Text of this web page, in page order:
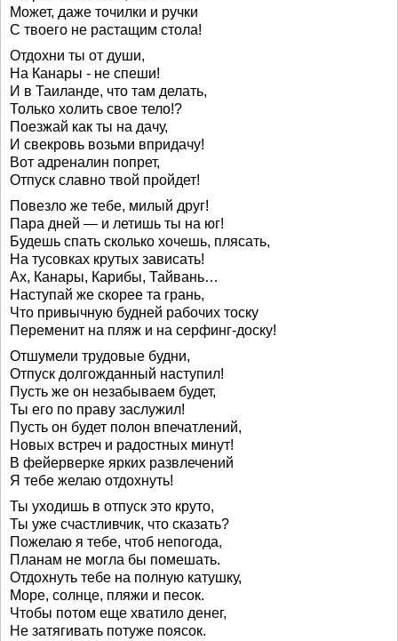
Может, даже точилки и ручки
С твоего не растащим стола!
Отдохни ты от души,
На Канары - не спеши!
И в Таиланде, что там делать,
Только холить свое тело!?
Поезжай как ты на дачу,
И свекровь возьми впридачу!
Вот адреналин попрет,
Отпуск славно твой пройдет!
Повезло же тебе, милый друг!
Пара дней — и летишь ты на юг!
Будешь спать сколько хочешь, плясать,
На тусовках крутых зависать!
Ах, Канары, Карибы, Тайвань…
Наступай же скорее та грань,
Что привычную будней рабочих тоску
Переменит на пляж и на серфинг-доску!
Отшумели трудовые будни,
Отпуск долгожданный наступил!
Пусть же он незабываем будет,
Ты его по праву заслужил!
Пусть он будет полон впечатлений,
Новых встреч и радостных минут!
В фейерверке ярких развлечений
Я тебе желаю отдохнуть!
Ты уходишь в отпуск это круто,
Ты уже счастливчик, что сказать?
Пожелаю я тебе, чтоб непогода,
Планам не могла бы помешать.
Отдохнуть тебе на полную катушку,
Море, солнце, пляжи и песок.
Чтобы потом еще хватило денег,
Не затягивать потуже поясок.